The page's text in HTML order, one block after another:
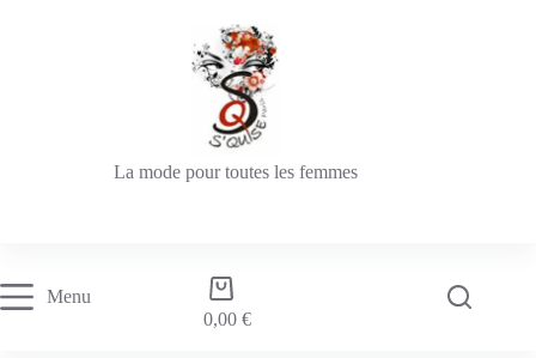
La mode pour toutes les femmes
Menu
0,00 €